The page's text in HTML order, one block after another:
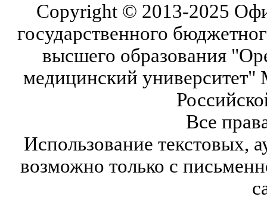
Copyright © 2013-2025
государственного
высшего образования
медицинский университет"
Все
Использование текстовых,
возможно только с